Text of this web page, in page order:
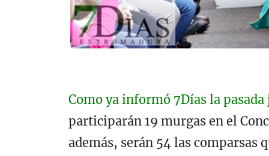
Como ya informó 7Días la pasada
participarán 19 murgas en el
además, serán 54 las comparsas